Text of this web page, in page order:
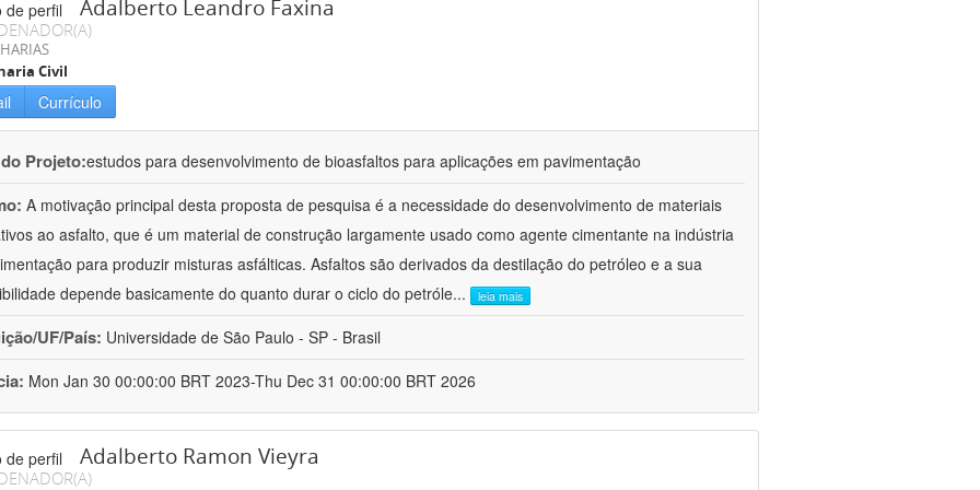
Adalberto Leandro Faxina
Civil
Currículo
Projeto:estudos para desenvolvimento de bioasfaltos para aplicações em pavimentação
A motivação principal desta proposta de pesquisa é a necessidade do desenvolvimento de materiais
ao asfalto, que é um material de construção largamente usado como agente cimentante na indústria
para produzir misturas asfálticas. Asfaltos são derivados da destilação do petróleo e a sua
depende basicamente do quanto durar o ciclo do petróle... leia mais
UF/País: Universidade de São Paulo - SP - Brasil
Mon Jan 30 00:00:00 BRT 2023-Thu Dec 31 00:00:00 BRT 2026
Adalberto Ramon Vieyra